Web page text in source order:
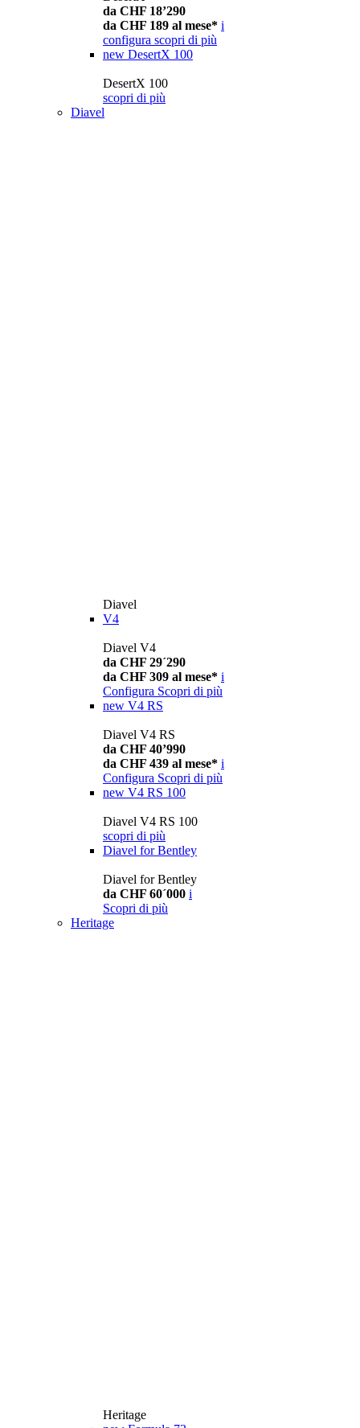
da CHF 18’290
da CHF 189 al mese* i
configura scopri di più
new DesertX 100
DesertX 100
scopri di più
Diavel
Diavel
V4
Diavel V4
da CHF 29´290
da CHF 309 al mese* i
Configura Scopri di più
new V4 RS
Diavel V4 RS
da CHF 40’990
da CHF 439 al mese* i
Configura Scopri di più
new V4 RS 100
Diavel V4 RS 100
scopri di più
Diavel for Bentley
Diavel for Bentley
da CHF 60´000 i
Scopri di più
Heritage
Heritage